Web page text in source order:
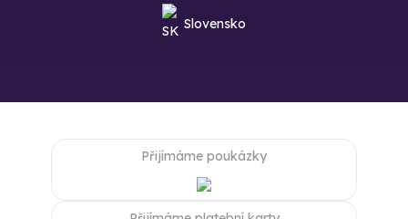
Slovensko
Přijímáme poukázky